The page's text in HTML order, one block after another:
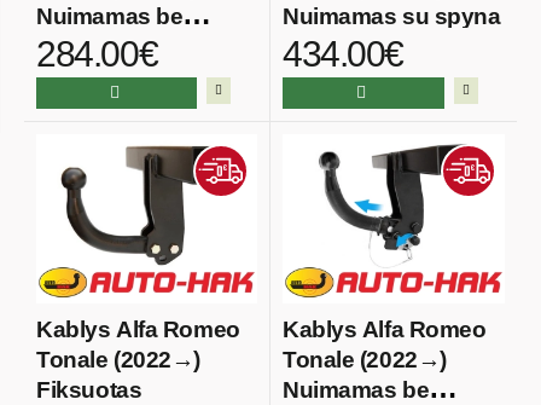
Nuimamas be
spynos
284.00€
Nuimamas su spyna
434.00€
Kablys Alfa Romeo
Tonale (2022→)
Fiksuotas
Kablys Alfa Romeo
Tonale (2022→)
Nuimamas be